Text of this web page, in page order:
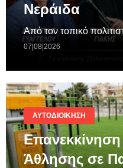
Νεράιδα
Από τον τοπικό
07|08|2026
ΑΥΤΟΔΙΟΊΚΗΣΗ
Άθλησης σε